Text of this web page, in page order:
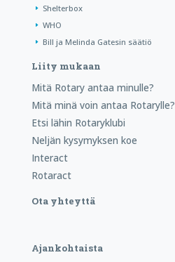
Shelterbox
WHO
Bill ja Melinda Gatesin säätiö
Liity mukaan
Mitä Rotary antaa minulle?
Mitä minä voin antaa Rotarylle?
Etsi lähin Rotaryklubi
Neljän kysymyksen koe
Interact
Rotaract
Ota yhteyttä
Ajankohtaista